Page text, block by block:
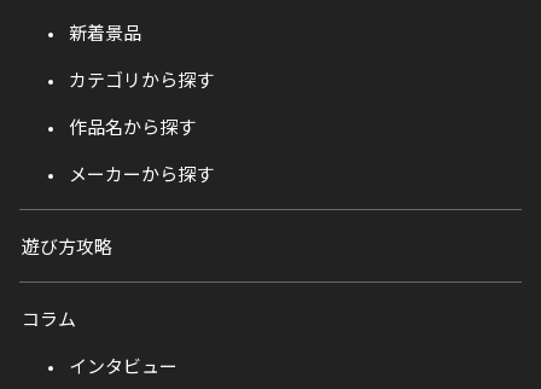
新着景品
カテゴリから探す
作品名から探す
メーカーから探す
遊び方攻略
コラム
インタビュー